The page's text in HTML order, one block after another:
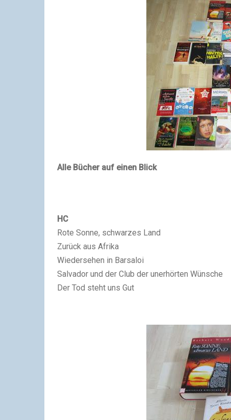
Alle Bücher auf einen Blick
HC
Rote Sonne, schwarzes Land
Zurück aus Afrika
Wiedersehen in Barsaloi
Salvador und der Club der unerhörten Wünsche
Der Tod steht uns Gut